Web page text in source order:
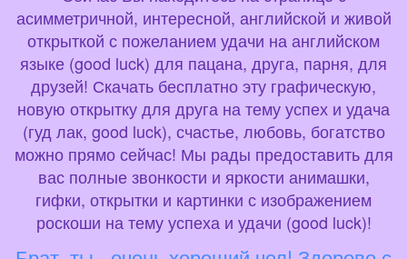
асимметричной, интересной, английской и живой
открыткой с пожеланием удачи на английском
языке (good luck) для пацана, друга, парня, для
друзей! Скачать бесплатно эту графическую,
новую открытку для друга на тему успех и удача
(гуд лак, good luck), счастье, любовь, богатство
можно прямо сейчас! Мы рады предоставить для
вас полные звонкости и яркости анимашки,
гифки, открытки и картинки с изображением
роскоши на тему успеха и удачи (good luck)!